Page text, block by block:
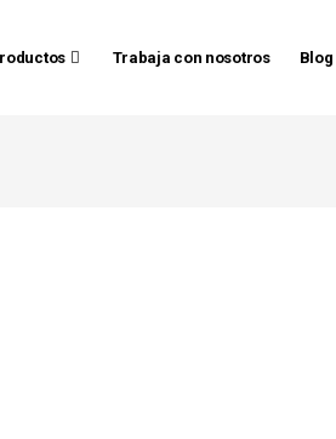
Trabaja con nosotros Blog